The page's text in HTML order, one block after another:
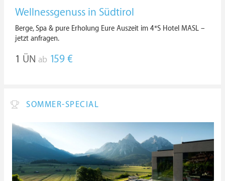
Wellnessgenuss in Südtirol
Berge, Spa & pure Erholung Eure Auszeit im 4*S Hotel MASL –
jetzt anfragen.
1 ÜN ab 159 €
SOMMER-SPECIAL